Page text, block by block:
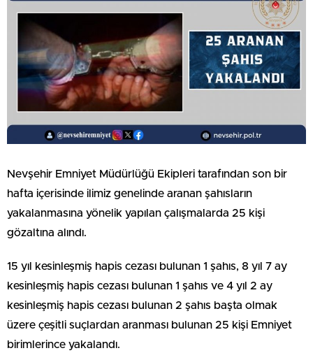
Nevşehir Emniyet Müdürlüğü Ekipleri tarafından son bir
hafta içerisinde ilimiz genelinde aranan şahısların
yakalanmasına yönelik yapılan çalışmalarda 25 kişi
gözaltına alındı.
15 yıl kesinleşmiş hapis cezası bulunan 1 şahıs, 8 yıl 7 ay
kesinleşmiş hapis cezası bulunan 1 şahıs ve 4 yıl 2 ay
kesinleşmiş hapis cezası bulunan 2 şahıs başta olmak
üzere çeşitli suçlardan aranması bulunan 25 kişi Emniyet
birimlerince yakalandı.